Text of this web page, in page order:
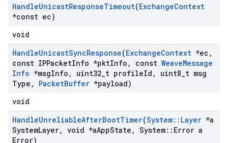
HandleUnicastResponseTimeout(ExchangeContext
*const ec)
void
HandleUnicastSyncResponse(ExchangeContext *ec ,
const IPPacketInfo *pktInfo , const WeaveMessage
Info *msgInfo , uint32 t profileId , uint8 t msg
Type , PacketBuffer *payload)
void
HandleUnreliableAfterBootTimer(System:: Layer *a
SystemLayer, void *aAppState , System:: Error a
Error)